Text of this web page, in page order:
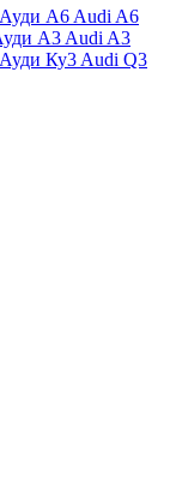
Audi A6
Audi A3
Audi Q3